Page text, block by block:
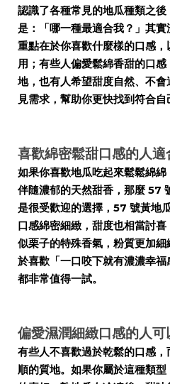
認識了各種常見的地瓜種類之
是：「哪一種最適合我？」其實
重點在於你喜歡什麼樣的口感
用；有些人偏愛鬆綿香甜的口
地，也有人希望甜度自然、不
見需求，幫助你更快找到符合自
喜歡綿密鬆甜口感的人適
如果你喜歡地瓜吃起來鬆鬆綿
伴隨濃郁的天然甜香，那麼 57
是很受歡迎的選擇，57 號黃地
口感綿密細緻，甜度也相當討
似栗子的特殊香氣，粉質更加
於喜歡「一口咬下就有濃濃幸
都非常值得一試。
偏愛濕潤細緻口感的人可
有些人不喜歡過於乾鬆的口感
順的質地。如果你屬於這種類